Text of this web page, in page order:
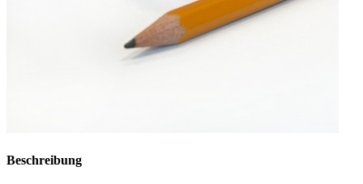
Beschreibung